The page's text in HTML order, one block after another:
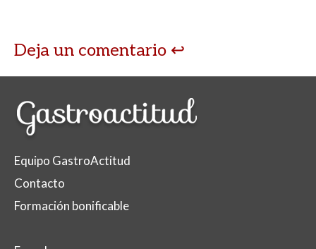
Deja un comentario
Equipo GastroActitud
Contacto
Formación bonificable